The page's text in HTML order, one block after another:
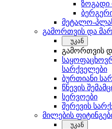
ზოგადი
მეტალო-
გამორთვის და
უკან
გამორთვის
სარქველები
ბურთიანი
წნევის
სერვოები
შერევის
მილების
უკან